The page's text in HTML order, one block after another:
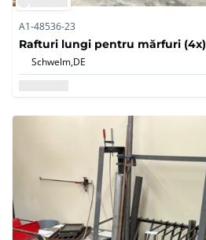
A1-48536-23
Rafturi lungi pentru mărfuri (4x)
Schwelm,DE